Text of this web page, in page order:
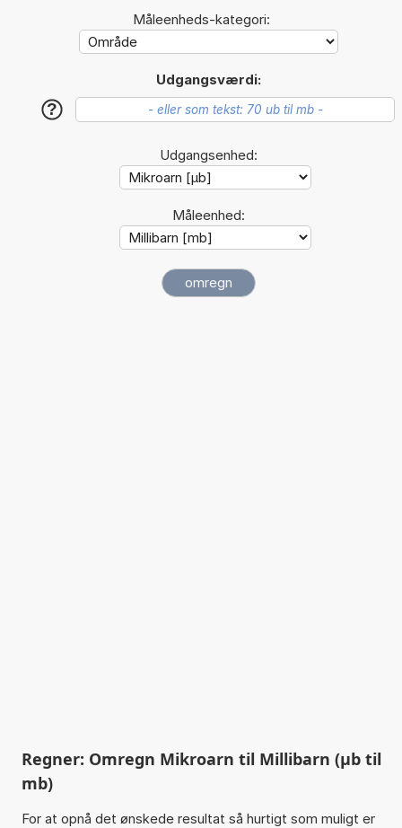
Måleenheds-kategori:
Udgangsværdi:
?
Udgangsenhed:
Måleenhed:
Regner: Omregn Mikroarn til Millibarn (µb til
mb)
For at opnå det ønskede resultat så hurtigt som muligt er